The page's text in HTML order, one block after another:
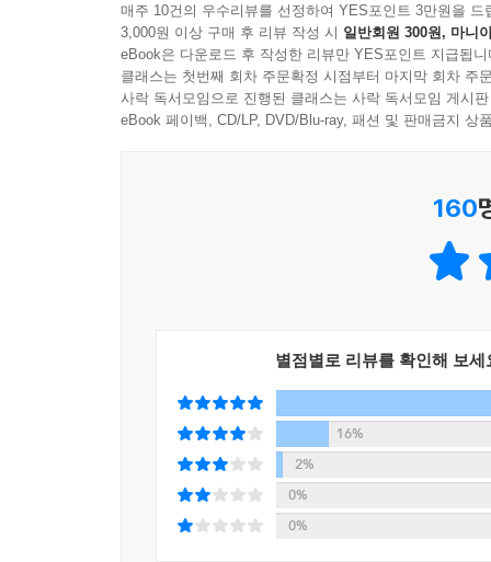
매주 10건의 우수리뷰를 선정하여 YES포인트 3만원을 드
3,000원 이상 구매 후 리뷰 작성 시 일반회원 300원, 마니
eBook은 다운로드 후 작성한 리뷰만 YES포인트 지급됩니
클래스는 첫번째 회차 주문확정 시점부터 마지막 회차 주
사락 독서모임으로 진행된 클래스는 사락 독서모임 게시
eBook 페이백, CD/LP, DVD/Blu-ray, 패션 및 판매금지 상
160
별점별로 리뷰를 확인해 보세
16%
2%
0%
0%